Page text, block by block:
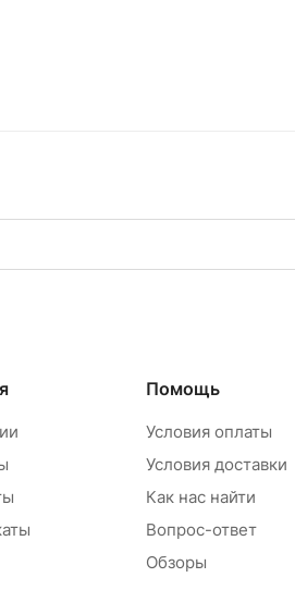
Помощь
Условия оплаты
Условия доставки
Как нас найти
Вопрос-ответ
Обзоры